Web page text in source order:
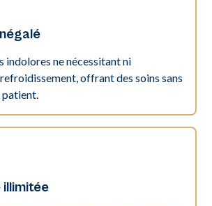
indolores ne nécessitant ni
offrant des soins sans
patient.
illimitée